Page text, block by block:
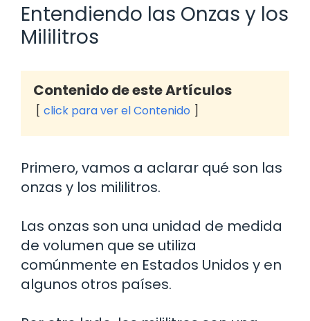
Entendiendo las Onzas y los
Mililitros
Contenido de este Artículos
click para ver el Contenido
Primero, vamos a aclarar qué son las
onzas y los mililitros.
Las onzas son una unidad de medida
de volumen que se utiliza
comúnmente en Estados Unidos y en
algunos otros países.